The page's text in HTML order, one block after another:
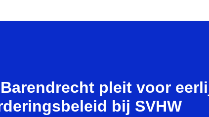
pleit voor
bij SVHW